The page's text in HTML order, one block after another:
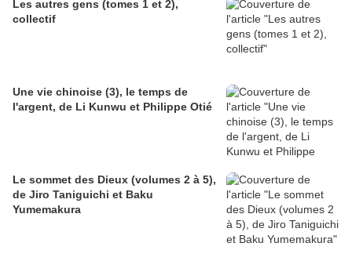
Les autres gens (tomes 1 et 2),
collectif
Une vie chinoise (3), le temps de
l'argent, de Li Kunwu et Philippe Otié
Le sommet des Dieux (volumes 2 à 5),
de Jiro Taniguichi et Baku
Yumemakura